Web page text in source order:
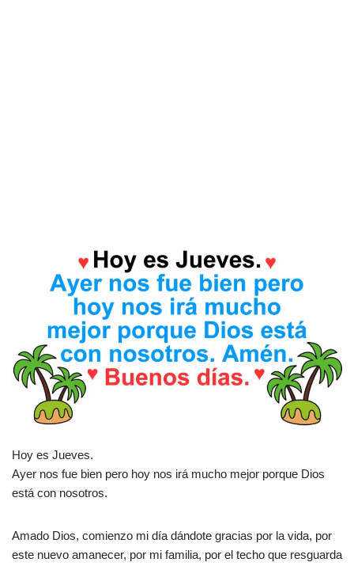
Hoy es Jueves.
Ayer nos fue bien pero hoy nos irá mucho mejor porque Dios
está con nosotros.
Amado Dios, comienzo mi día dándote gracias por la vida, por
este nuevo amanecer, por mi familia, por el techo que resguarda